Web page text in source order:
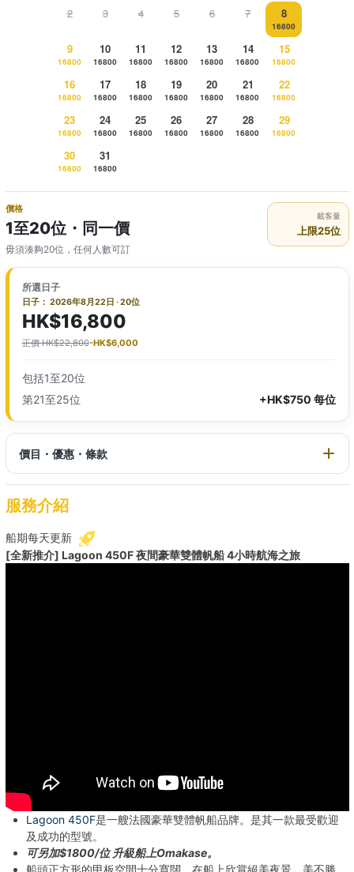
2 3 4 5 6 7 8
16800
9
16800
10
16800
11
16800
12
16800
13
16800
14
16800
15
16800
16
16800
17
16800
18
16800
19
16800
20
16800
21
16800
22
16800
23
16800
24
16800
25
16800
26
16800
27
16800
28
16800
29
16800
30
16800
31
16800
價格
1至20位・同一價
毋須湊夠20位，任何人數可訂
載客量
上限25位
所選日子
日子： 2026年8月22日 · 20位
HK$16,800
正價 HK$22,800-HK$6,000
包括1至20位
第21至25位
+HK$750 每位
價目・優惠・條款
服務介紹
船期每天更新
[全新推介] Lagoon 450F 夜間豪華雙體帆船 4小時航海之旅
Lagoon 450F是一艘法國豪華雙體帆船品牌。是其一款最受歡迎
及成功的型號。
可另加$1800/位 升級船上Omakase。
船頭正方形的甲板空間十分寬闊，在船上欣賞絕美夜景，美不勝